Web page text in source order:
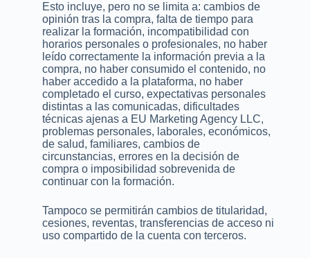
Esto incluye, pero no se limita a: cambios de
opinión tras la compra, falta de tiempo para
realizar la formación, incompatibilidad con
horarios personales o profesionales, no haber
leído correctamente la información previa a la
compra, no haber consumido el contenido, no
haber accedido a la plataforma, no haber
completado el curso, expectativas personales
distintas a las comunicadas, dificultades
técnicas ajenas a EU Marketing Agency LLC,
problemas personales, laborales, económicos,
de salud, familiares, cambios de
circunstancias, errores en la decisión de
compra o imposibilidad sobrevenida de
continuar con la formación.
Tampoco se permitirán cambios de titularidad,
cesiones, reventas, transferencias de acceso ni
uso compartido de la cuenta con terceros.